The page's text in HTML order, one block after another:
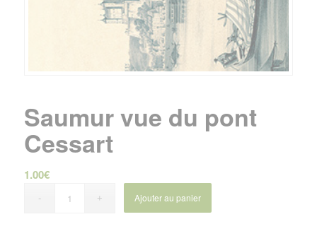
Saumur vue du pont
Cessart
1.00€
Ajouter au panier